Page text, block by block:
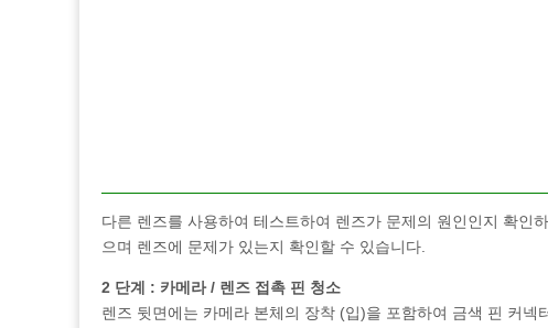
다른 렌즈를 사용하여 테스트하여 렌즈가 문제의 원인인지 확인
으며 렌즈에 문제가 있는지 확인할 수 있습니다.
2 단계 : 카메라 / 렌즈 접촉 핀 청소
렌즈 뒷면에는 카메라 본체의 장착 (입)을 포함하여 금색 핀 커